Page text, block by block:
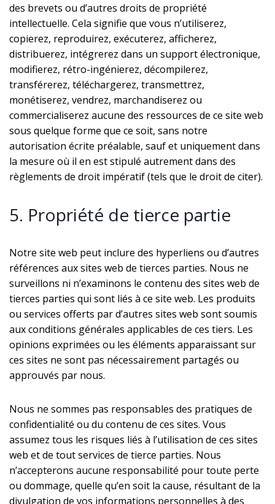
des brevets ou d’autres droits de propriété
intellectuelle. Cela signifie que vous n’utiliserez,
copierez, reproduirez, exécuterez, afficherez,
distribuerez, intégrerez dans un support électronique,
modifierez, rétro-ingénierez, décompilerez,
transférerez, téléchargerez, transmettrez,
monétiserez, vendrez, marchandiserez ou
commercialiserez aucune des ressources de ce site web
sous quelque forme que ce soit, sans notre
autorisation écrite préalable, sauf et uniquement dans
la mesure où il en est stipulé autrement dans des
règlements de droit impératif (tels que le droit de citer).
5. Propriété de tierce partie
Notre site web peut inclure des hyperliens ou d’autres
références aux sites web de tierces parties. Nous ne
surveillons ni n’examinons le contenu des sites web de
tierces parties qui sont liés à ce site web. Les produits
ou services offerts par d’autres sites web sont soumis
aux conditions générales applicables de ces tiers. Les
opinions exprimées ou les éléments apparaissant sur
ces sites ne sont pas nécessairement partagés ou
approuvés par nous.
Nous ne sommes pas responsables des pratiques de
confidentialité ou du contenu de ces sites. Vous
assumez tous les risques liés à l’utilisation de ces sites
web et de tout services de tierce parties. Nous
n’accepterons aucune responsabilité pour toute perte
ou dommage, quelle qu’en soit la cause, résultant de la
divulgation de vos informations personnelles à des